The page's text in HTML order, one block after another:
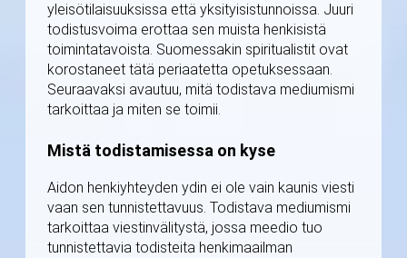
yleisötilaisuuksissa että yksityisistunnoissa. Juuri
todistusvoima erottaa sen muista henkisistä
toimintatavoista. Suomessakin spiritualistit ovat
korostaneet tätä periaatetta opetuksessaan.
Seuraavaksi avautuu, mitä todistava mediumismi
tarkoittaa ja miten se toimii.
Mistä todistamisessa on kyse
Aidon henkiyhteyden ydin ei ole vain kaunis viesti
vaan sen tunnistettavuus. Todistava mediumismi
tarkoittaa viestinvälitystä, jossa meedio tuo
tunnistettavia todisteita henkimaailman